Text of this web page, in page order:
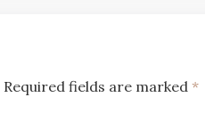
Required fields are marked *